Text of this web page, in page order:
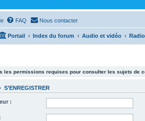
FAQ Nous contacter
Portail Index du forum Audio et vidéo Radio
les permissions requises pour consulter les sujets de
S’ENREGISTRER
: